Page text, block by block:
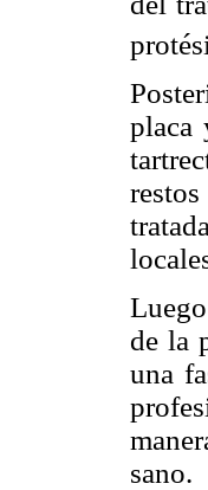
placa
de la
una
sano.